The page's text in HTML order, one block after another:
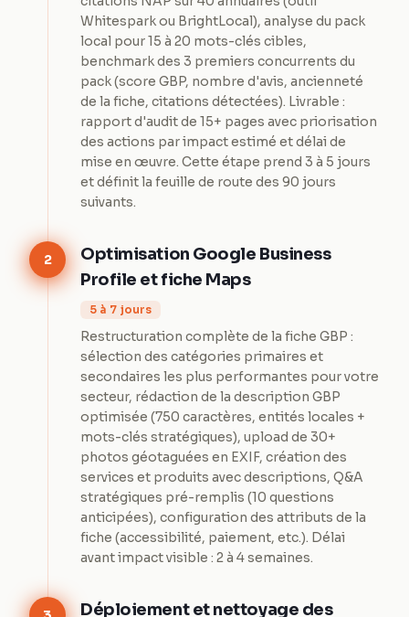
Whitespark ou BrightLocal), analyse du pack
local pour 15 à 20 mots-clés cibles,
benchmark des 3 premiers concurrents du
pack (score GBP, nombre d'avis, ancienneté
de la fiche, citations détectées). Livrable :
rapport d'audit de 15+ pages avec priorisation
des actions par impact estimé et délai de
mise en œuvre. Cette étape prend 3 à 5 jours
et définit la feuille de route des 90 jours
suivants.
2
Optimisation Google Business
Profile et fiche Maps
5 à 7 jours
Restructuration complète de la fiche GBP :
sélection des catégories primaires et
secondaires les plus performantes pour votre
secteur, rédaction de la description GBP
optimisée (750 caractères, entités locales +
mots-clés stratégiques), upload de 30+
photos géotaguées en EXIF, création des
services et produits avec descriptions, Q&A
stratégiques pré-remplis (10 questions
anticipées), configuration des attributs de la
fiche (accessibilité, paiement, etc.). Délai
avant impact visible : 2 à 4 semaines.
Déploiement et nettoyage des